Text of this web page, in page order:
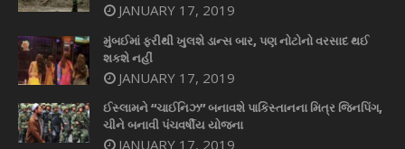
JANUARY 17, 2019
મુંબઈમાં ફરીથી ખુલશે ડાન્સ બાર, પણ નોટોનો વરસાદ થઈ
શકશે નહીં
JANUARY 17, 2019
ઈસ્લામને “ચાઈનિઝ” બનાવશે પાકિસ્તાનના મિત્ર જિનપિંગ,
ચીને બનાવી પંચવર્ષીય યોજના
JANUARY 17, 2019